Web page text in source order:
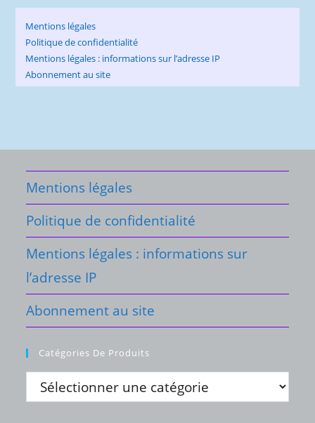
Mentions légales
Politique de confidentialité
Mentions légales : informations sur l’adresse IP
Abonnement au site
Mentions légales
Politique de confidentialité
Mentions légales : informations sur
l’adresse IP
Abonnement au site
Catégories De Produits